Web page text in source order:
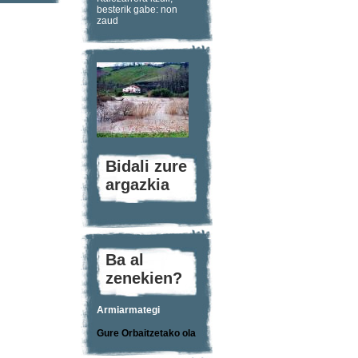
besterik gabe: non
zaud
Bidali zure
argazkia
Ba al
zenekien?
Armiarmategi
Gure Orbaitzetako ola